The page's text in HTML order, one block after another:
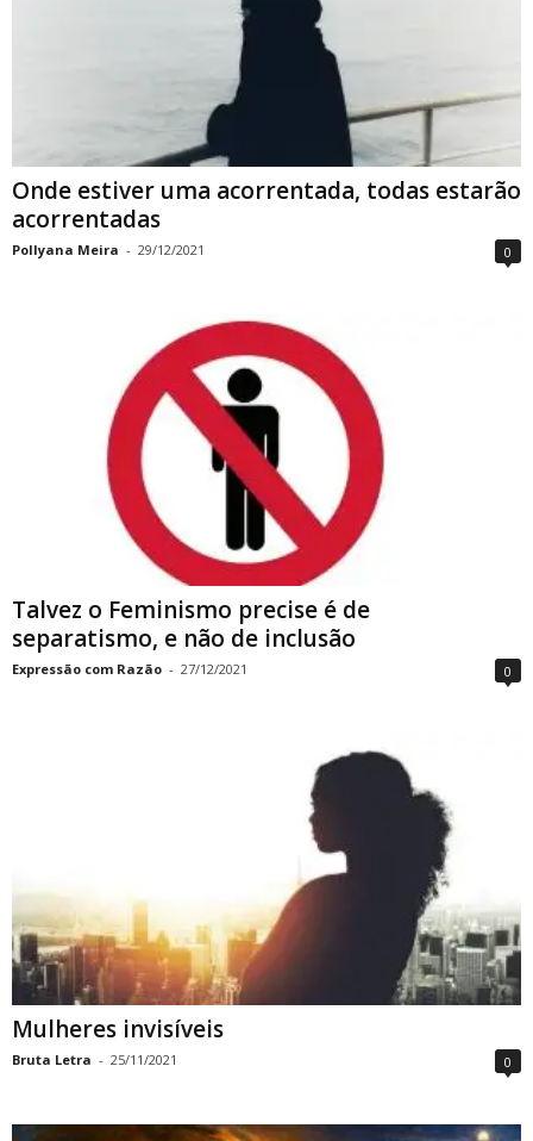
Onde estiver uma acorrentada, todas estarão
acorrentadas
Pollyana Meira - 29/12/2021 0
Talvez o Feminismo precise é de
separatismo, e não de inclusão
Expressão com Razão - 27/12/2021 0
Mulheres invisíveis
Bruta Letra - 25/11/2021 0